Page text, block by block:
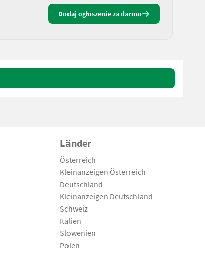
Dodaj ogłoszenie za darmo
Länder
Österreich
Kleinanzeigen Österreich
Deutschland
Kleinanzeigen Deutschland
Schweiz
Italien
Slowenien
Polen